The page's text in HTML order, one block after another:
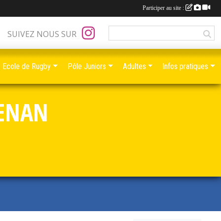
SUIVEZ NOUS SUR
Ecole de Rugby Pôle Juniors Adultes Infos pratiques
Participer au site :